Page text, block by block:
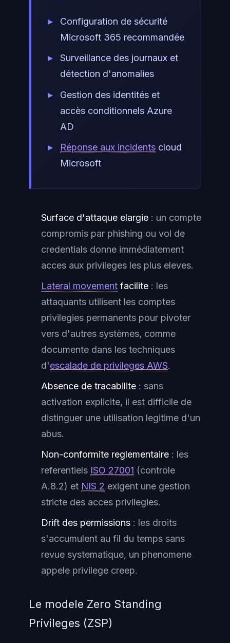
Configuration de sécurité
Microsoft 365 recommandée
Surveillance des journaux et
détection d'anomalies
Gestion des identités et
accès conditionnels Azure
AD
Réponse aux incidents cloud
Microsoft
Surface d'attaque elargie : un compte
compromis par phishing ou vol de
credentials donne immédiatement
acces aux privileges les plus eleves.
Lateral movement facilite : les
attaquants utilisent les comptes
privilegies permanents pour pivoter
vers d'autres systèmes, comme
documente dans les techniques
d'escalade de privileges AWS.
Absence de tracabilite : sans
activation explicite, il est difficile de
distinguer une utilisation legitime d'un
abus.
Non-conformite reglementaire : les
referentiels ISO 27001 (controle
A.8.2) et NIS 2 exigent une gestion
stricte des acces privilegies.
Drift des permissions : les droits
s'accumulent au fil du temps sans
revue systematique, un phenomene
appele privilege creep.
Le modele Zero Standing
Privileges (ZSP)